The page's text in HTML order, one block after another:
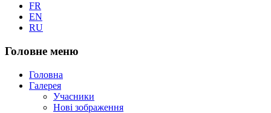
FR
EN
RU
Головне меню
Головна
Галерея
Учасники
Нові зображення